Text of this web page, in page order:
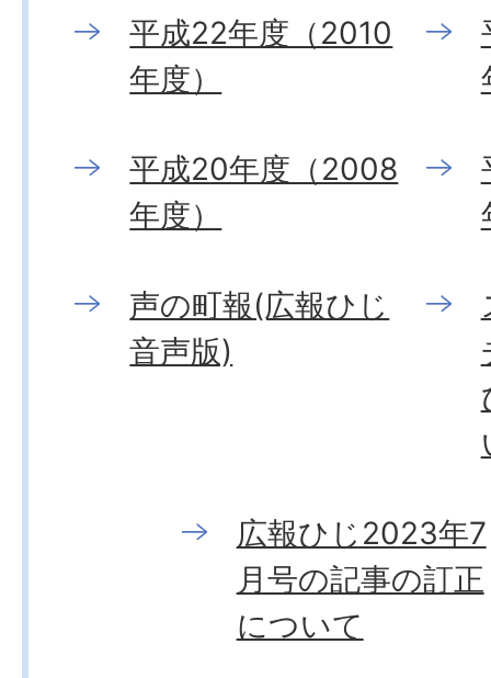
平成22年度（2010
年度）
平成20年度（2008
年度）
声の町報(広報ひじ
音声版)
広報ひじ2023年7
月号の記事の訂正
について